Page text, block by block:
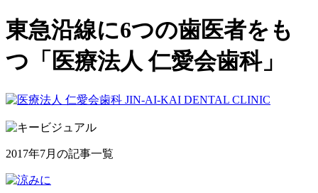
東急沿線に6つの歯医者をも
つ「医療法人 仁愛会歯科」
2017年7月の記事一覧